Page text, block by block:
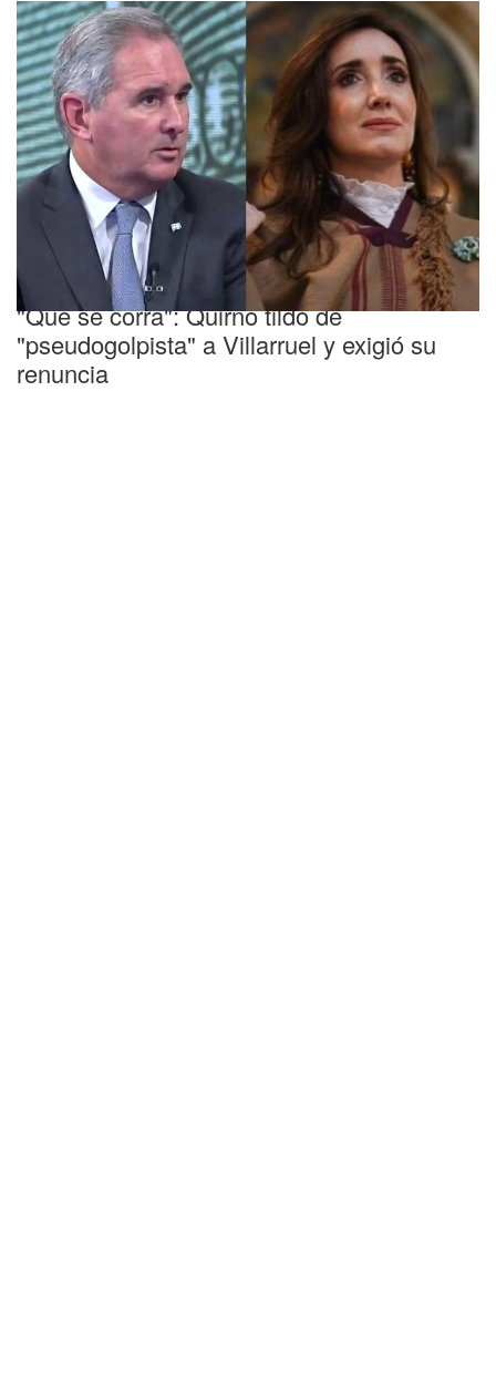
Revés en el Senado
"Que se corra": Quirno tildó de
"pseudogolpista" a Villarruel y exigió su
renuncia